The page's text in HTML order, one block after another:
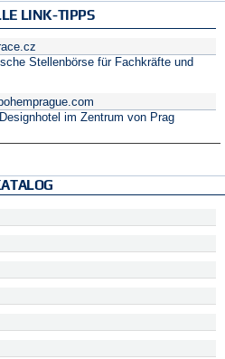
LINK-TIPPS
Stellenbörse für Fachkräfte und
im Zentrum von Prag